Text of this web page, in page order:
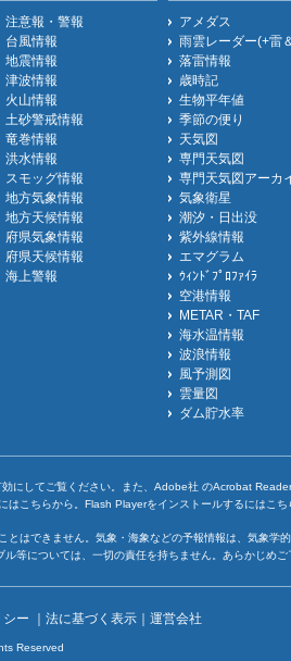
注意報・警報
台風情報
地震情報
津波情報
火山情報
土砂警戒情報
竜巻情報
洪水情報
スモッグ情報
地方気象情報
地方天候情報
府県気象情報
府県天候情報
海上警報
アメダス
雨雲レーダー(+雷
落雷情報
歳時記
生物平年値
季節の便り
天気図
専門天気図
専門天気図アーカ
気象衛星
潮汐・日出没
紫外線情報
エマグラム
ｳｨﾝﾄﾞﾌﾟﾛﾌｧｲﾗ
空港情報
METAR・TAF
海水温情報
波浪情報
風予測図
雲量図
ダム貯水率
にしてご覧ください。また、Adobe社 のAcrobat
は こちらから。Flash Playerをインストールするには こち
とはできません。気象・海象などの予報情報は、気象
等については、一切の責任を持ちません。あらかじめ
シー ｜ 法に基づく表示 ｜ 運営会社
Reserved